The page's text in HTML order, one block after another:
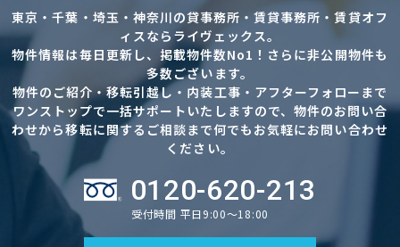
東京・千葉・埼玉・神奈川の貸事務所・賃貸事務所・賃貸オフ
ィスならライヴェックス。
物件情報は毎日更新し、掲載物件数No1！さらに非公開物件も
多数ございます。
物件のご紹介・移転引越し・内装工事・アフターフォローまで
ワンストップで一括サポートいたしますので、物件のお問い合
わせから移転に関するご相談まで何でもお気軽にお問い合わせ
ください。
0120-620-213
受付時間 平日9:00～18:00